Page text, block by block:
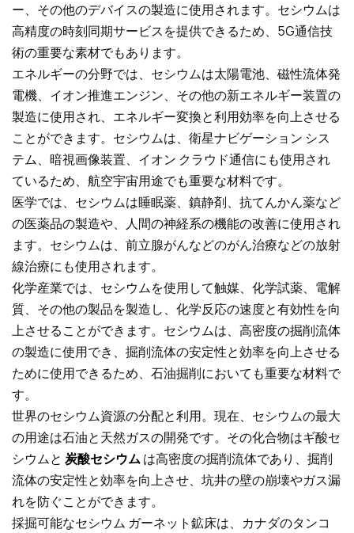
ー、その他のデバイスの製造に使用されます。セシウムは
高精度の時刻同期サービスを提供できるため、5G通信技
術の重要な素材でもあります。
エネルギーの分野では、セシウムは太陽電池、磁性流体発
電機、イオン推進エンジン、その他の新エネルギー装置の
製造に使用され、エネルギー変換と利用効率を向上させる
ことができます。セシウムは、衛星ナビゲーション シス
テム、暗視画像装置、イオン クラウド通信にも使用され
ているため、航空宇宙用途でも重要な材料です。
医学では、セシウムは睡眠薬、鎮静剤、抗てんかん薬など
の医薬品の製造や、人間の神経系の機能の改善に使用され
ます。セシウムは、前立腺がんなどのがん治療などの放射
線治療にも使用されます。
化学産業では、セシウムを使用して触媒、化学試薬、電解
質、その他の製品を製造し、化学反応の速度と有効性を向
上させることができます。セシウムは、高密度の掘削流体
の製造に使用でき、掘削流体の安定性と効率を向上させる
ために使用できるため、石油掘削においても重要な材料で
す。
世界のセシウム資源の分配と利用。現在、セシウムの最大
の用途は石油と天然ガスの開発です。その化合物はギ酸セ
シウムと 炭酸セシウムは高密度の掘削流体であり、掘削
流体の安定性と効率を向上させ、坑井の壁の崩壊やガス漏
れを防ぐことができます。
採掘可能なセシウム ガーネット鉱床は、カナダのタンコ